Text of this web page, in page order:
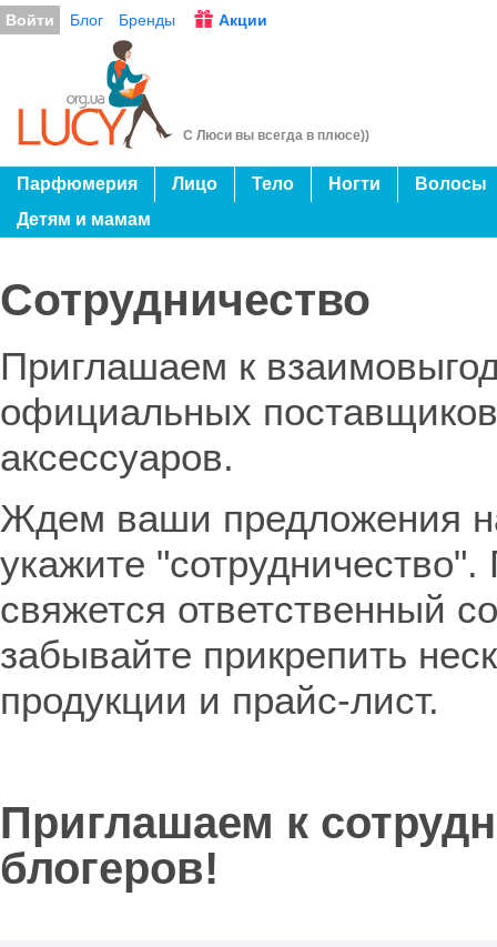
Войти Блог Бренды Акции
С Люси вы всегда в плюсе))
Парфюмерия Лицо Тело Ногти
Волосы
Детям и мамам
Сотрудничество
Приглашаем к
официальных
аксессуаров.
Ждем ваши предложения
укажите
свяжется ответственный
забывайте прикрепить
продукции и прайс-лист.
Приглашаем к
блогеров!